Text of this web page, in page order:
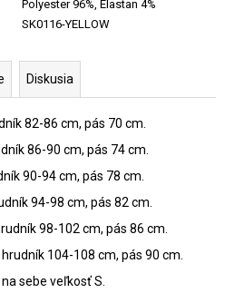
Polyester 96%, Elastan 4%
SK0116-YELLOW
Diskusia
82-86 cm, pás 70 cm.
86-90 cm, pás 74 cm.
90-94 cm, pás 78 cm.
94-98 cm, pás 82 cm.
98-102 cm, pás 86 cm.
104-108 cm, pás 90 cm.
sebe veľkosť S.